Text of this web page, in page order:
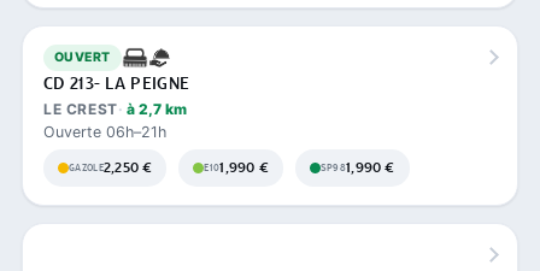
OUVERT
CD 213- LA PEIGNE
LE CREST à 2,7 km
Ouverte 06h–21h
GAZOLE2,250 € E101,990 € SP981,990 €